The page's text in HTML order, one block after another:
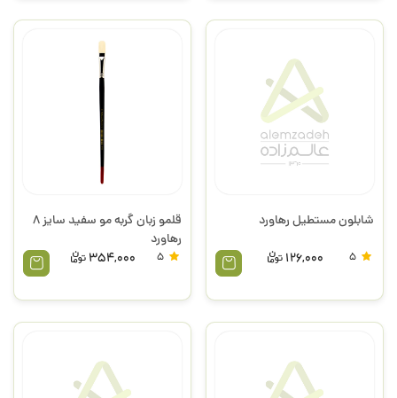
شابلون مستطیل رهاورد
126,000
قلمو زبان گربه مو سفید سایز 8
رهاورد
354,000